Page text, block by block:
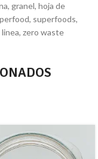
, granel, hoja de
, superfoods,
, zero waste